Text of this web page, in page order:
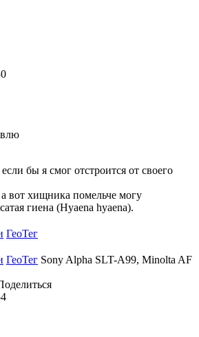
бы я смог отстроится от своего
вот хищника помельче могу
гиена (Hyaena hyaena).
ГеоТег
ГеоТег Sony Alpha SLT-A99, Minolta AF